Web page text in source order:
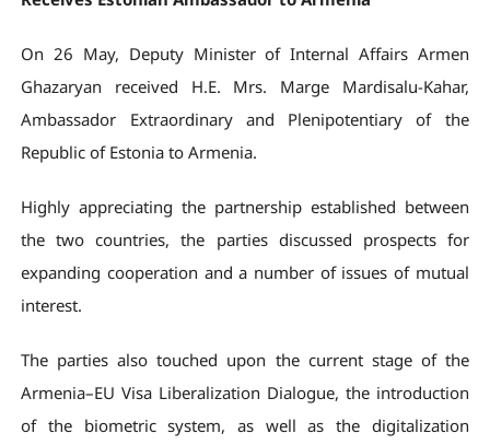
On 26 May, Deputy Minister of Internal Affairs Armen
Ghazaryan received H.E. Mrs. Marge Mardisalu-Kahar,
Ambassador Extraordinary and Plenipotentiary of the
Republic of Estonia to Armenia.
Highly appreciating the partnership established between
the two countries, the parties discussed prospects for
expanding cooperation and a number of issues of mutual
interest.
The parties also touched upon the current stage of the
Armenia–EU Visa Liberalization Dialogue, the introduction
of the biometric system, as well as the digitalization